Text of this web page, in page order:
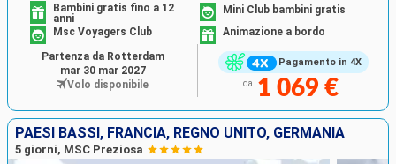
Pagamento in 4X
Bambini gratis fino a 12
anni
Mini Club bambini gratis
Msc Voyagers Club
Animazione a bordo
da 1 069 €
Partenza da Rotterdam
mar 30 mar 2027
Volo disponibile
PAESI BASSI, FRANCIA, REGNO UNITO, GERMANIA
5 giorni, MSC Preziosa